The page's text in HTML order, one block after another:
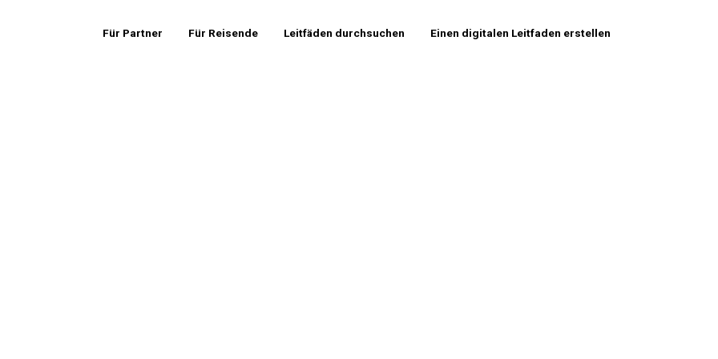
Für Partner Für Reisende Leitfäden durchsuchen Einen digitalen Leitfaden erstellen